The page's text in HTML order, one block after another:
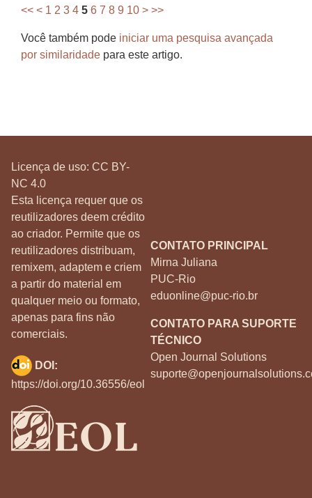
<< < 1 2 3 4 5 6 7 8 9 10 > >>
Você também pode iniciar uma pesquisa avançada
por similaridade para este artigo.
Licença de uso: CC BY-
NC 4.0
Esta licença requer que os
reutilizadores deem crédito
ao criador. Permite que os
reutilizadores distribuam,
remixem, adaptem e criem
a partir do material em
qualquer meio ou formato,
apenas para fins não
comerciais.
CONTATO PRINCIPAL
Mirna Juliana
PUC-Rio
eduonline@puc-rio.br
CONTATO PARA SUPORTE
TÉCNICO
Open Journal Solutions
DOI:
https://doi.org/10.36556/eol